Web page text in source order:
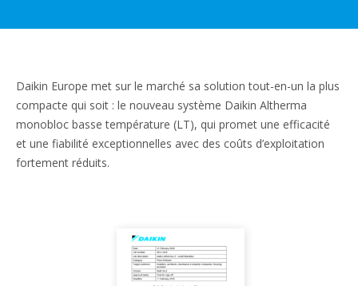
Daikin Europe met sur le marché sa solution tout-en-un la plus
compacte qui soit : le nouveau système Daikin Altherma
monobloc basse température (LT), qui promet une efficacité
et une fiabilité exceptionnelles avec des coûts d’exploitation
fortement réduits.